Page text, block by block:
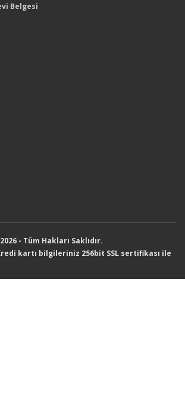
Belgesi
- Tüm Hakları Saklıdır.
kartı bilgileriniz 256bit SSL sertifikası ile